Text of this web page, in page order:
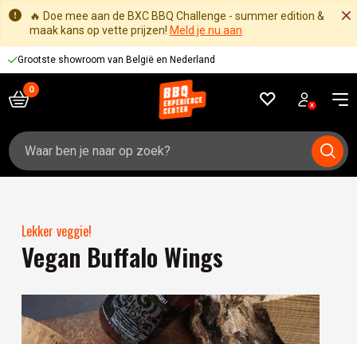
🔥 Doe mee aan de BXC BBQ Challenge - summer edition &
maak kans op vette prijzen! Meld je nu aan
Grootste showroom van België en Nederland
Zoeken
naar:
Lekker veggie!
Vegan Buffalo Wings